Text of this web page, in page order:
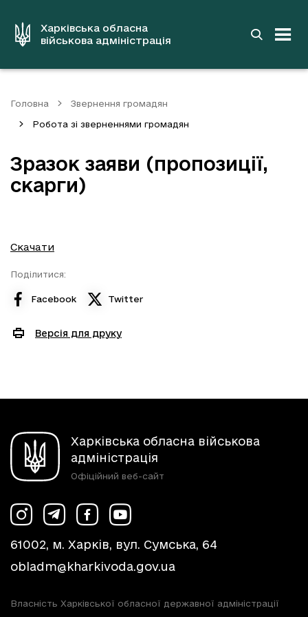
вмістуХарківська обласна
військова адміністрація
Головна Звернення громадян
Робота зі зверненнями громадян
Зразок заяви (пропозиції,
скарги)
Скачати
Поділитися:
Facebook Twitter
Версія для друку
Харківська обласна військова
адміністрація
Офіційний веб-сайт
61002, м. Харків, вул. Сумська, 64
obladm@kharkivoda.gov.ua
Власність Харківської обласної державної адміністрації